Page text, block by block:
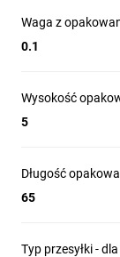
Waga z
0.1
Wysokość
5
Długość
65
Typ przesyłki -